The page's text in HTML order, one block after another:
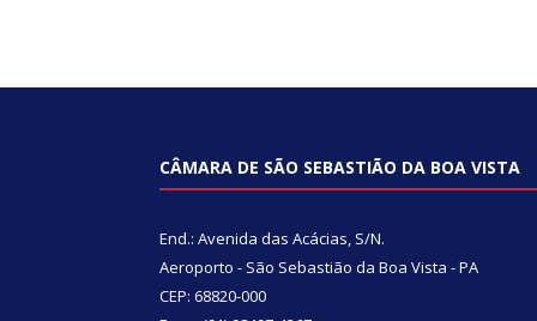
CÂMARA DE SÃO SEBASTIÃO DA BOA VISTA
End.: Avenida das Acácias, S/N.
Aeroporto - São Sebastião da Boa Vista - PA
CEP: 68820-000